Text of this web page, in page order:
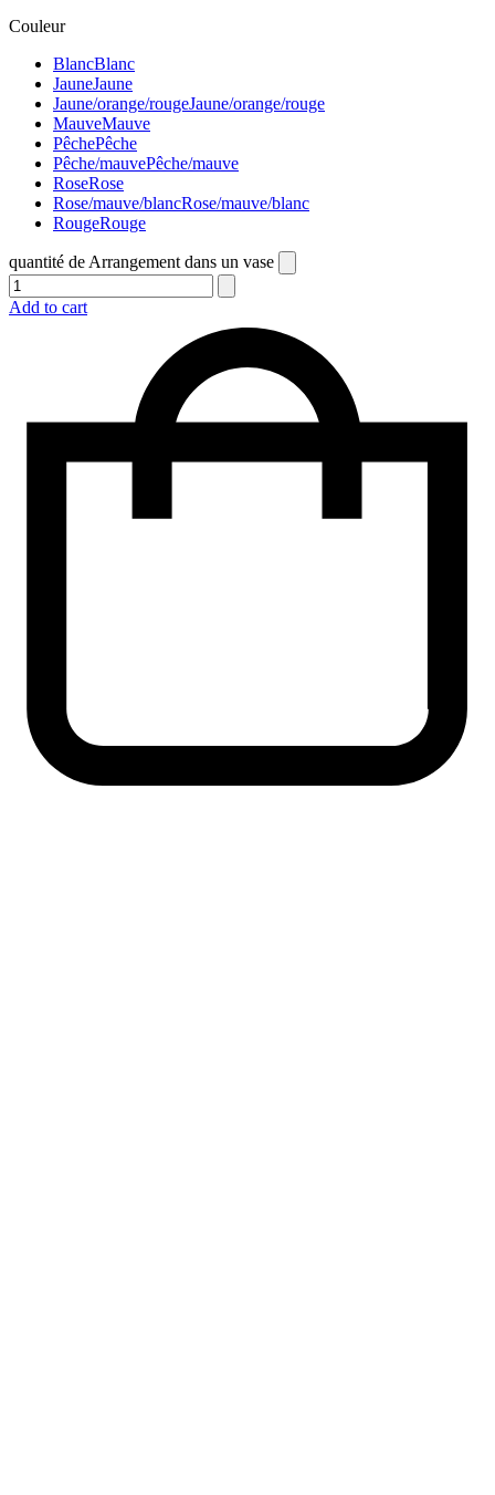
Couleur
BlancBlanc
JauneJaune
Jaune/orange/rougeJaune/orange/rouge
MauveMauve
PêchePêche
Pêche/mauvePêche/mauve
RoseRose
Rose/mauve/blancRose/mauve/blanc
RougeRouge
quantité de Arrangement dans un vase
Add to cart